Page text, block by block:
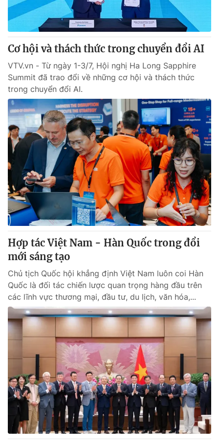
Thị trường
Tư vấn
Lịch phát sóng
Chuyên mục khác
Emagazine Podcast
Photo
Video Shorts video
VTV Money VTV Thể thao
VTV Sức khoẻ Bất động sản
Thị trường 24h Tấm lòng Việt
VTV4 Vươn mình bằng AI
Liên hệ tòa soạn English
Theo dõi báo trên
Cơ quan chủ quản:
Đài Truyền hình Việt Nam
Cơ quan báo chí: Thời báo VTV
Giấy phép hoạt động báo in và báo điện tử số 483/GP-BTTTT
cấp ngày 29/12/2023
Cơ hội và thách thức trong chuyển đổi AI
VTV.vn - Từ ngày 1-3/7, Hội nghị Ha Long Sapphire
Summit đã trao đổi về những cơ hội và thách thức
trong chuyển đổi AI.
Hợp tác Việt Nam - Hàn Quốc trong đổi
mới sáng tạo
Chủ tịch Quốc hội khẳng định Việt Nam luôn coi Hàn
Quốc là đối tác chiến lược quan trọng hàng đầu trên
các lĩnh vực thương mại, đầu tư, du lịch, văn hóa,...